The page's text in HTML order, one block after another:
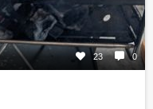
23 0